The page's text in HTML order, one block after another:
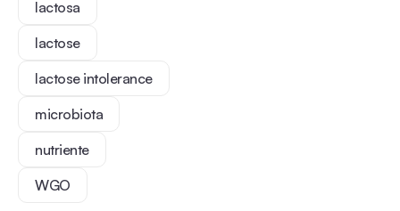
lactosa
lactose
lactose intolerance
microbiota
nutriente
WGO